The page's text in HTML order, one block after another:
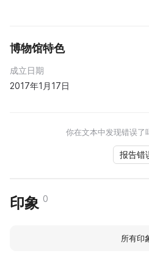
博物馆特色
成立日期
2017年1月17日
你在文本中发现错误了
报告错
印象 0
所有印